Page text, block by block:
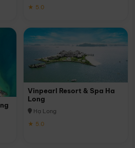
★ 5.0
Vinpearl Resort & Spa Ha
Long
Hạ Long
★ 5.0